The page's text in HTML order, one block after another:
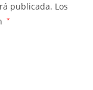
publicada. Los
*